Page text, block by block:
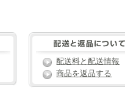
配送料と配送情報
商品を返品する